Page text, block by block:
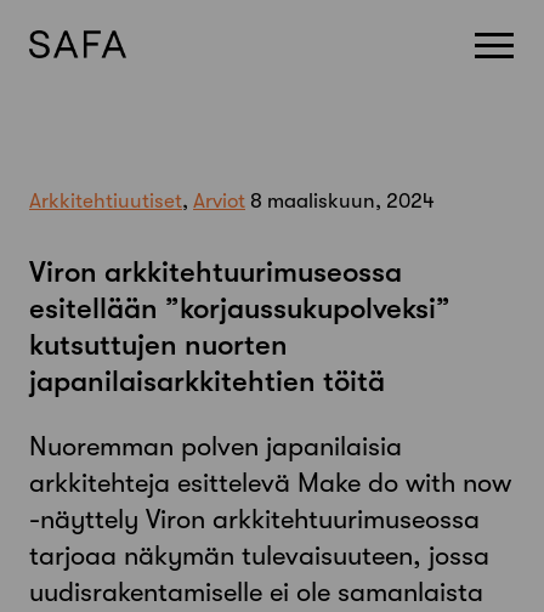
Arkkitehtiuutiset, Arviot 8 maaliskuun, 2024
Viron arkkitehtuurimuseossa
esitellään ”korjaussukupolveksi”
kutsuttujen nuorten
japanilaisarkkitehtien töitä
Nuoremman polven japanilaisia
arkkitehteja esittelevä Make do with now
-näyttely Viron arkkitehtuurimuseossa
tarjoaa näkymän tulevaisuuteen, jossa
uudisrakentamiselle ei ole samanlaista